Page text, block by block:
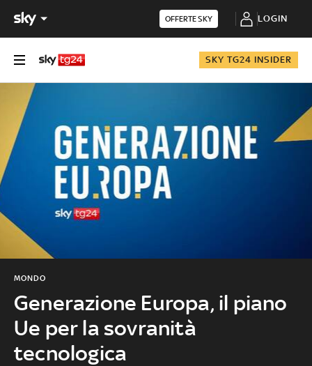
OFFERTE SKY LOGIN
SKY TG24 INSIDER
Generazione Europa, il piano
Ue per la sovranità
tecnologica
MONDO